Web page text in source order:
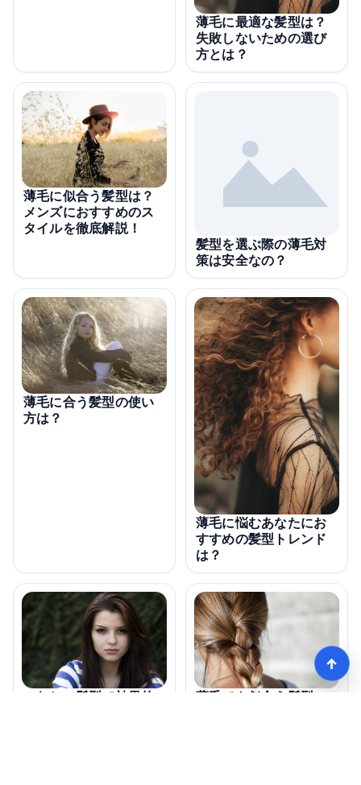
薄毛に最適な髪型は？
失敗しないための選び
方とは？
薄毛に似合う髪型は？
メンズにおすすめのス
タイルを徹底解説！
髪型を選ぶ際の薄毛対
策は安全なの？
薄毛に合う髪型の使い
方は？
薄毛に悩むあなたにお
すすめの髪型トレンド
は？
つむじの髪型で効果的
薄毛でも似合う髪型の
↑